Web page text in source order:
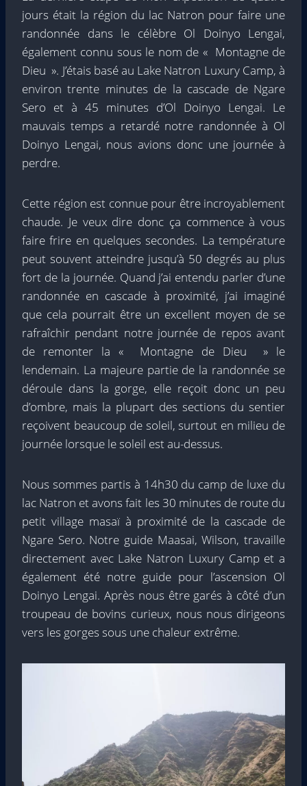
jours était la région du lac Natron pour faire une
randonnée dans le célèbre Ol Doinyo Lengai,
également connu sous le nom de « Montagne de
Dieu ». J’étais basé au Lake Natron Luxury Camp, à
environ trente minutes de la cascade de Ngare
Sero et à 45 minutes d’Ol Doinyo Lengai. Le
mauvais temps a retardé notre randonnée à Ol
Doinyo Lengai, nous avions donc une journée à
perdre.
Cette région est connue pour être incroyablement
chaude. Je veux dire donc ça commence à vous
faire frire en quelques secondes. La température
peut souvent atteindre jusqu’à 50 degrés au plus
fort de la journée. Quand j’ai entendu parler d’une
randonnée en cascade à proximité, j’ai imaginé
que cela pourrait être un excellent moyen de se
rafraîchir pendant notre journée de repos avant
de remonter la « Montagne de Dieu » le
lendemain. La majeure partie de la randonnée se
déroule dans la gorge, elle reçoit donc un peu
d’ombre, mais la plupart des sections du sentier
reçoivent beaucoup de soleil, surtout en milieu de
journée lorsque le soleil est au-dessus.
Nous sommes partis à 14h30 du camp de luxe du
lac Natron et avons fait les 30 minutes de route du
petit village masaï à proximité de la cascade de
Ngare Sero. Notre guide Maasai, Wilson, travaille
directement avec Lake Natron Luxury Camp et a
également été notre guide pour l’ascension Ol
Doinyo Lengai. Après nous être garés à côté d’un
troupeau de bovins curieux, nous nous dirigeons
vers les gorges sous une chaleur extrême.